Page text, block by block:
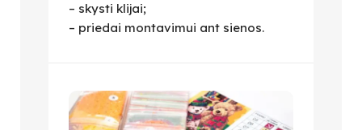
– skysti klijai;
– priedai montavimui ant sienos.